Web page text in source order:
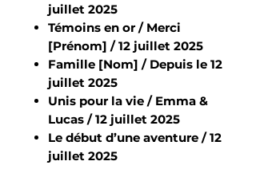
juillet 2025
Témoins en or / Merci
[Prénom] / 12 juillet 2025
Famille [Nom] / Depuis le 12
juillet 2025
Unis pour la vie / Emma &
Lucas / 12 juillet 2025
Le début d’une aventure / 12
juillet 2025